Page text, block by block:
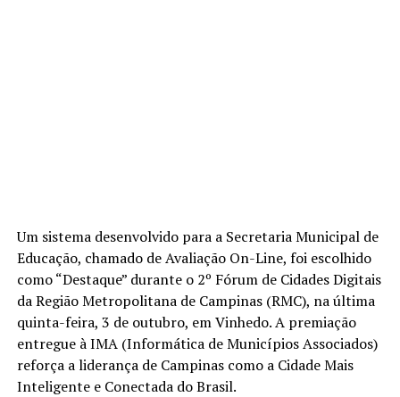
Um sistema desenvolvido para a Secretaria Municipal de
Educação, chamado de Avaliação On-Line, foi escolhido
como “Destaque” durante o 2º Fórum de Cidades Digitais
da Região Metropolitana de Campinas (RMC), na última
quinta-feira, 3 de outubro, em Vinhedo. A premiação
entregue à IMA (Informática de Municípios Associados)
reforça a liderança de Campinas como a Cidade Mais
Inteligente e Conectada do Brasil.